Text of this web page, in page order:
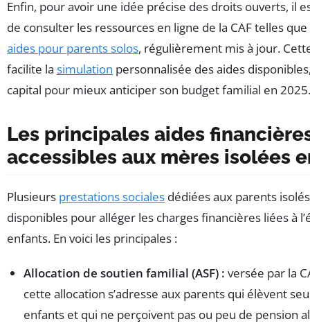
Enfin, pour avoir une idée précise des droits ouverts, il
de consulter les ressources en ligne de la CAF telles
aides pour parents solos, régulièrement mis à jour.
facilite la simulation personnalisée des aides
capital pour mieux anticiper son budget familial en 2025.
Les principales aides
accessibles aux mères isolées
Plusieurs prestations sociales dédiées aux parents
disponibles pour alléger les charges financières liées à
enfants. En voici les principales :
Allocation de soutien familial (ASF) : versée par la
cette allocation s’adresse aux parents qui élèvent
enfants et qui ne perçoivent pas ou peu de pension